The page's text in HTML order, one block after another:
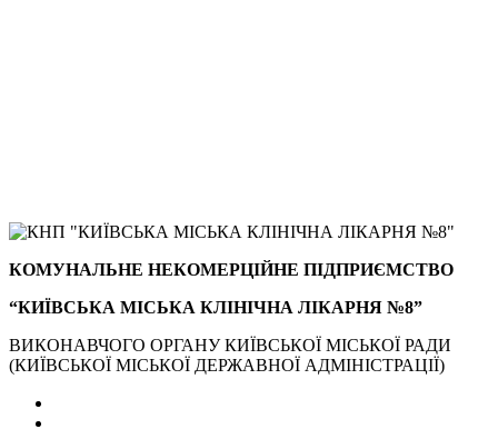
КОМУНАЛЬНЕ НЕКОМЕРЦІЙНЕ ПІДПРИЄМСТВО
“КИЇВСЬКА МІСЬКА КЛІНІЧНА ЛІКАРНЯ №8”
ВИКОНАВЧОГО ОРГАНУ КИЇВСЬКОЇ МІСЬКОЇ РАДИ
(КИЇВСЬКОЇ МІСЬКОЇ ДЕРЖАВНОЇ АДМІНІСТРАЦІЇ)